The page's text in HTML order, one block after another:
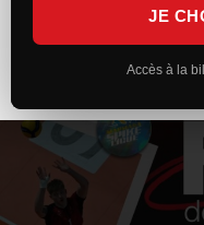
JE
Accès à la